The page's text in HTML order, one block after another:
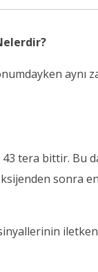
aynı
43 tera bittir. Bu
sonra